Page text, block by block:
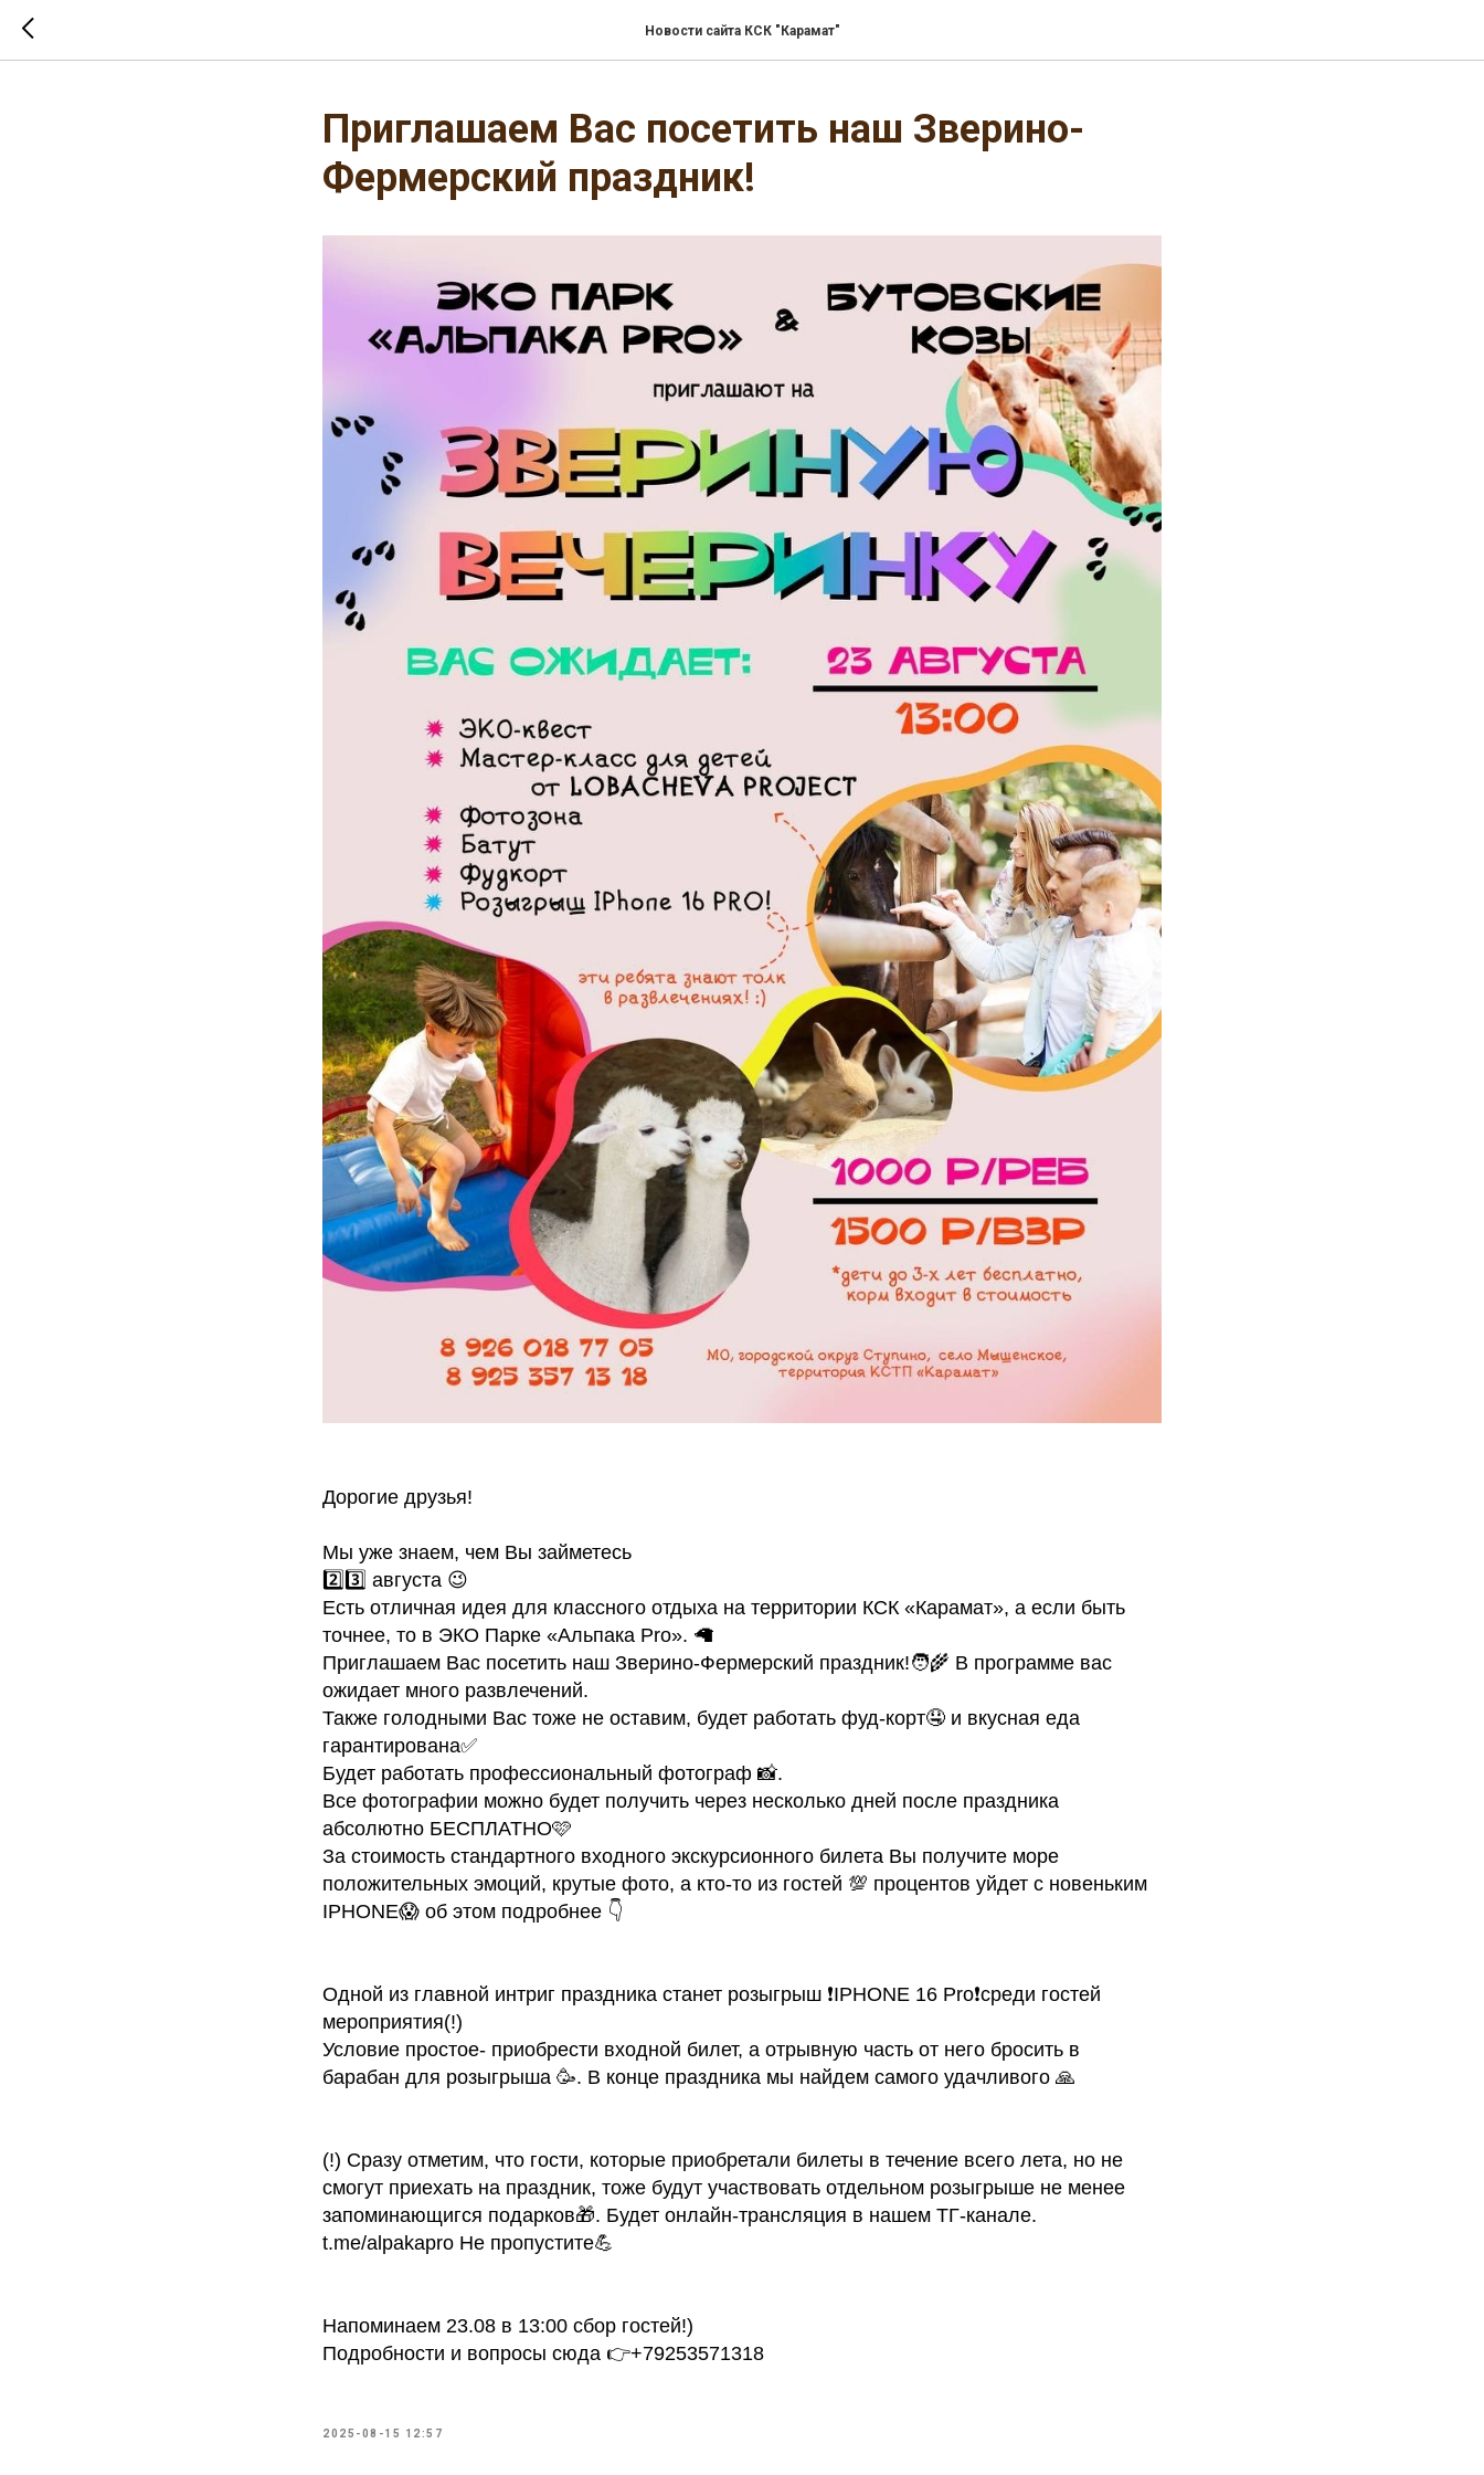
Новости сайта КСК "Карамат"
Приглашаем Вас посетить наш Зверино-
Фермерский праздник!
Дорогие друзья!
Мы уже знаем, чем Вы займетесь
2️⃣3️⃣ августа 😉
Есть отличная идея для классного отдыха на территории КСК «Карамат», а если быть
точнее, то в ЭКО Парке «Альпака Pro». 🦙
Приглашаем Вас посетить наш Зверино-Фермерский праздник!🧑‍🌾 В программе вас
ожидает много развлечений.
Также голодными Вас тоже не оставим, будет работать фуд-корт🤤 и вкусная еда
гарантирована✅
Будет работать профессиональный фотограф 📸.
Все фотографии можно будет получить через несколько дней после праздника
абсолютно БЕСПЛАТНО🩷
За стоимость стандартного входного экскурсионного билета Вы получите море
положительных эмоций, крутые фото, а кто-то из гостей 💯 процентов уйдет с новеньким
IPHONE😱 об этом подробнее 👇
Одной из главной интриг праздника станет розыгрыш ❗️IPHONE 16 Pro❗️среди гостей
мероприятия(!)
Условие простое- приобрести входной билет, а отрывную часть от него бросить в
барабан для розыгрыша 🥳. В конце праздника мы найдем самого удачливого 🙏
(!) Сразу отметим, что гости, которые приобретали билеты в течение всего лета, но не
смогут приехать на праздник, тоже будут участвовать отдельном розыгрыше не менее
запоминающигся подарков🎁. Будет онлайн-трансляция в нашем ТГ-канале.
t.me/alpakapro Не пропустите💪
Напоминаем 23.08 в 13:00 сбор гостей!)
Подробности и вопросы сюда 👉+79253571318
2025-08-15 12:57